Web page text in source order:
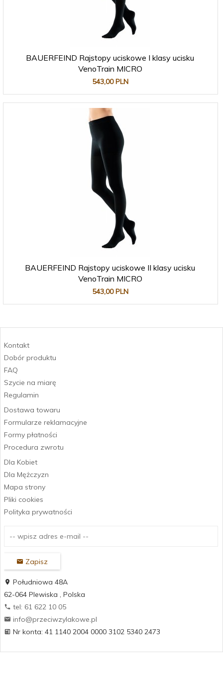
BAUERFEIND Rajstopy uciskowe I klasy ucisku
VenoTrain MICRO
543,00 PLN
BAUERFEIND Rajstopy uciskowe II klasy ucisku
VenoTrain MICRO
543,00 PLN
Kontakt
Dobór produktu
FAQ
Szycie na miarę
Regulamin
Dostawa towaru
Formularze reklamacyjne
Formy płatności
Procedura zwrotu
Dla Kobiet
Dla Mężczyzn
Mapa strony
Pliki cookies
Polityka prywatności
Zapisz
Południowa 48A
62-064 Plewiska , Polska
tel: 61 622 10 05
Nr konta: 41 1140 2004 0000 3102 5340 2473
info@przeciwzylakowe.pl